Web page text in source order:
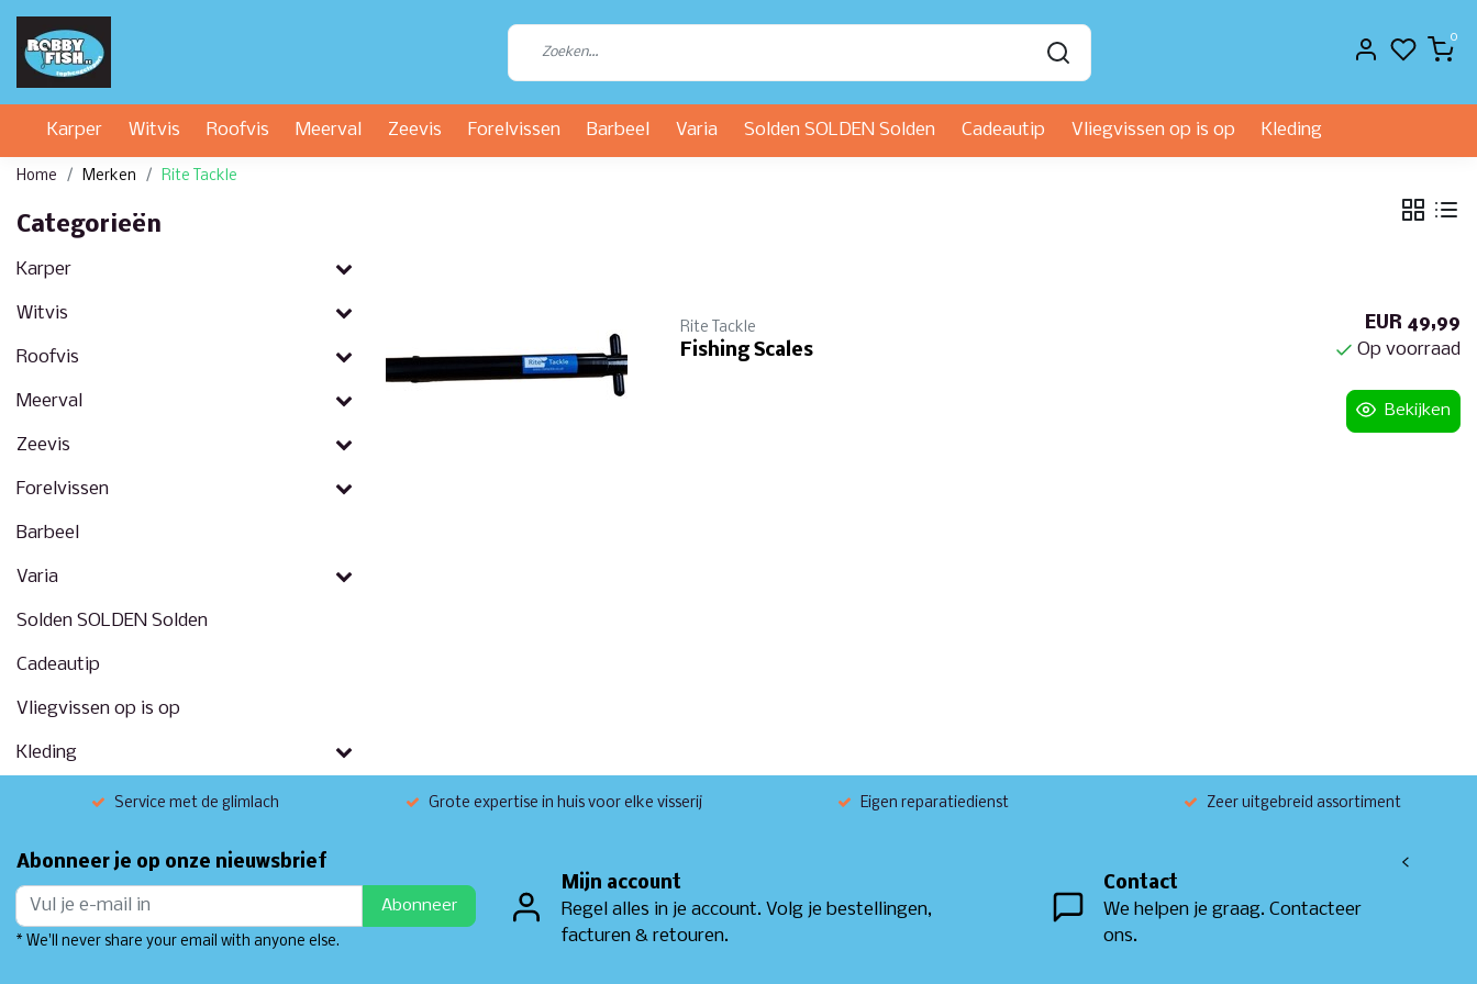
0
Karper Witvis Roofvis Meerval Zeevis Forelvissen Barbeel Varia Solden SOLDEN Solden Cadeautip Vliegvissen op is op Kleding
Home Merken Rite Tackle
Categorieën
Karper
Witvis
Roofvis
Meerval
Zeevis
Forelvissen
Barbeel
Varia
Solden SOLDEN Solden
Cadeautip
Vliegvissen op is op
Kleding
Rite Tackle
Fishing Scales
EUR 49,99
Op voorraad
Bekijken
Service met de glimlach Grote expertise in huis voor elke visserij Eigen reparatiedienst Zeer uitgebreid assortiment
Abonneer je op onze nieuwsbrief
Abonneer
* We'll never share your email with anyone else.
Mijn account
Regel alles in je account. Volg je bestellingen,
facturen & retouren.
Contact
We helpen je graag. Contacteer
ons.
<